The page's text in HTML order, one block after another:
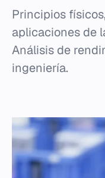
Principios
aplicaciones de
Análisis de
ingeniería.